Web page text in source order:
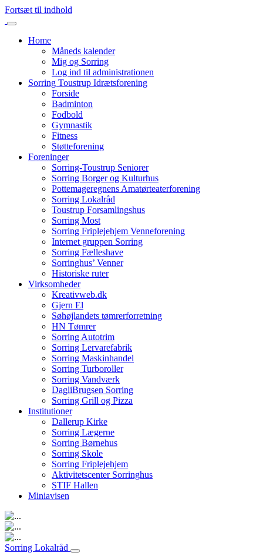
Fortsæt til indhold
Home
Måneds kalender
Mig og Sorring
Log ind til administrationen
Sorring Toustrup Idrætsforening
Forside
Badminton
Fodbold
Gymnastik
Fitness
Støtteforening
Foreninger
Sorring-Toustrup Seniorer
Sorring Borger og Kulturhus
Pottemageregnens Amatørteaterforening
Sorring Lokalråd
Toustrup Forsamlingshus
Sorring Most
Sorring Friplejehjem Venneforening
Internet gruppen Sorring
Sorring Fælleshave
Sorringhus’ Venner
Historiske ruter
Virksomheder
Kreativweb.dk
Gjern El
Søhøjlandets tømrerforretning
HN Tømrer
Sorring Autotrim
Sorring Lervarefabrik
Sorring Maskinhandel
Sorring Turboroller
Sorring Vandværk
DagliBrugsen Sorring
Sorring Grill og Pizza
Institutioner
Dallerup Kirke
Sorring Lægerne
Sorring Børnehus
Sorring Skole
Sorring Friplejehjem
Aktivitetscenter Sorringhus
STIF Hallen
Miniavisen
Hovednavigation
Sorring Lokalråd